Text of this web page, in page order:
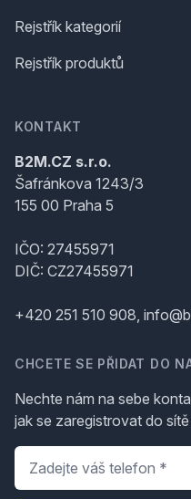
Rejstřík kategorií
Rejstřík produktů
KONTAKT
B2M.CZ s.r.o.
Šafránkova 1243/3
155 00 Praha 5
IČO: 27455971
DIČ: CZ27455971
+420 251 510 908,
CHCETE SE PŘIDAT DO
Nechte nám na sebe
jak se zaregistrovat do
Telefon